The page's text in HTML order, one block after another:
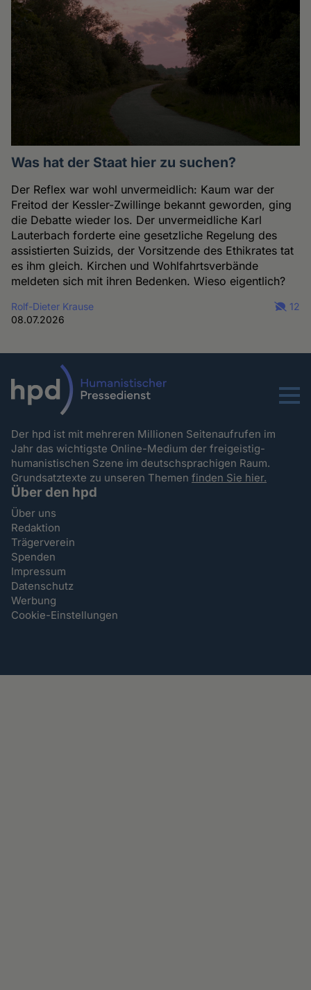
Was hat der Staat hier zu suchen?
Der Reflex war wohl unvermeidlich: Kaum war der
Freitod der Kessler-Zwillinge bekannt geworden, ging
die Debatte wieder los. Der unvermeidliche Karl
Lauterbach forderte eine gesetzliche Regelung des
assistierten Suizids, der Vorsitzende des Ethikrates tat
es ihm gleich. Kirchen und Wohlfahrtsverbände
meldeten sich mit ihren Bedenken. Wieso eigentlich?
Rolf-Dieter Krause
08.07.2026
12
Menu
Der hpd ist mit mehreren Millionen Seitenaufrufen im
Jahr das wichtigste Online-Medium der freigeistig-
humanistischen Szene im deutschsprachigen Raum.
Grundsatztexte zu unseren Themenfinden Sie hier.
Über den hpd
Über uns
Redaktion
Trägerverein
Spenden
Impressum
Datenschutz
Werbung
Cookie-Einstellungen